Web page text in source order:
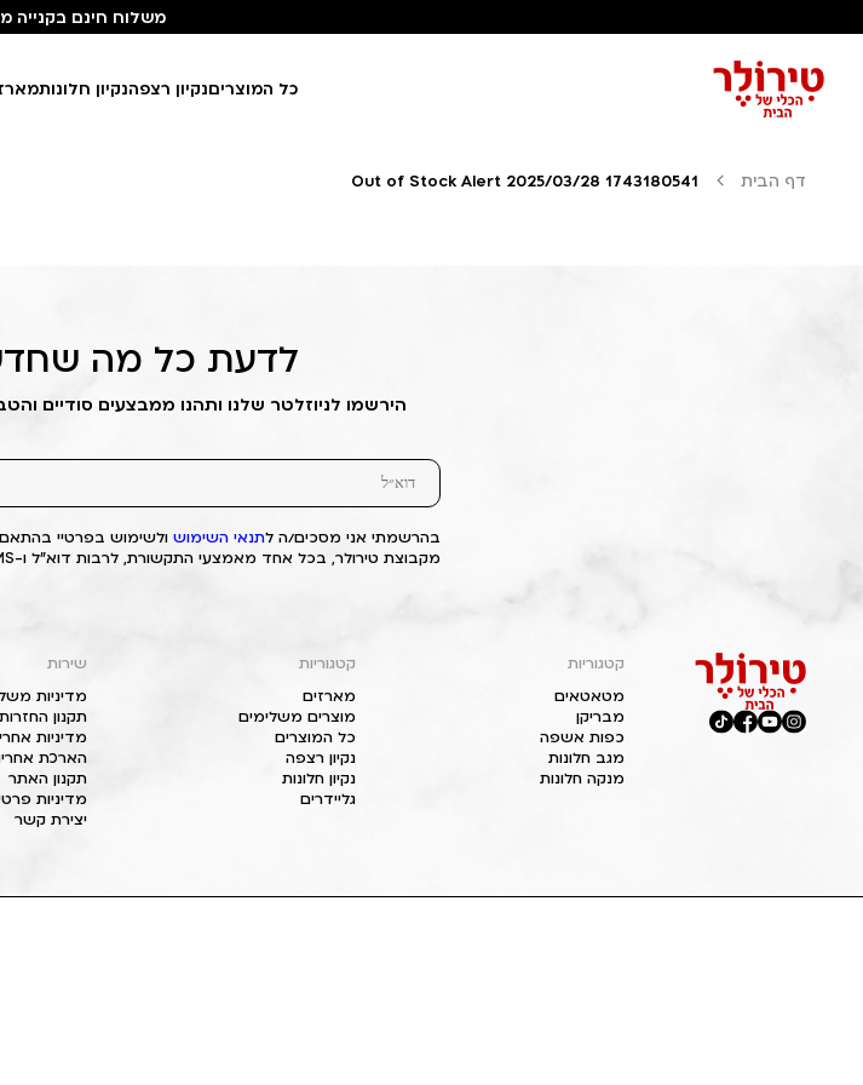
משלוח חינם בקנייה מעל
כל המוצריםנקיון רצפהנקיון חלונות
דף הבית Out of Stock Alert 2025/03/28 1743180541
לדעת כל מה
הירשמו לניוזלטר שלנו ותהנו ממבצעים סודיים
בהרשמתי אני מסכים/ה לתנאי השימוש ולשימוש בפרטיי
מקבוצת טירולר, בכל אחד מאמצעי התקשורת, לרבות דוא"ל ו-SMS.
קטגוריות
מטאטאים
מבריקן
כפות אשפה
מגב חלונות
מנקה חלונות
קטגוריות
מארזים
מוצרים משלימים
כל המוצרים
נקיון רצפה
נקיון חלונות
גליידרים
שירות
מדיניות
תקנון
מדיניות
הארכת
תקנון האתר
מדיניות
יצירת קשר